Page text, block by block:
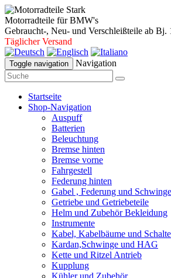
Motorradteile für BMW's
Gebraucht-, Neu- und Verschleißteile ab Bj.
Täglicher Versand
Toggle navigation Navigation
Startseite
Shop-Navigation
Auspuff
Batterien
Beleuchtung
Bremse hinten
Bremse vorne
Fahrgestell
Federung hinten
Gabel , Federung und
Getriebe und Getriebeteile
Helm und Zubehör Bekleidung
Instrumente
Kabel, Kabelbäume und
Kardan,Schwinge und HAG
Kette und Ritzel Antrieb
Kupplung
Kühler und Zubehör